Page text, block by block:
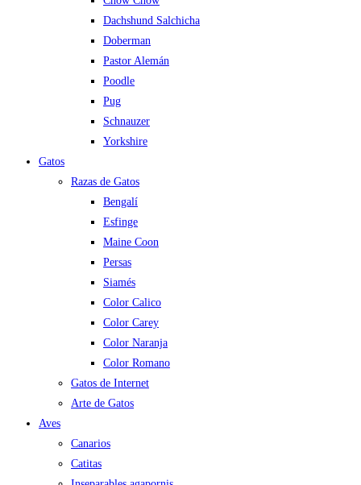
Dachshund Salchicha
Doberman
Pastor Alemán
Poodle
Pug
Schnauzer
Yorkshire
Gatos
Razas de Gatos
Bengalí
Esfinge
Maine Coon
Persas
Siamés
Color Calico
Color Carey
Color Naranja
Color Romano
Gatos de Internet
Arte de Gatos
Aves
Canarios
Catitas